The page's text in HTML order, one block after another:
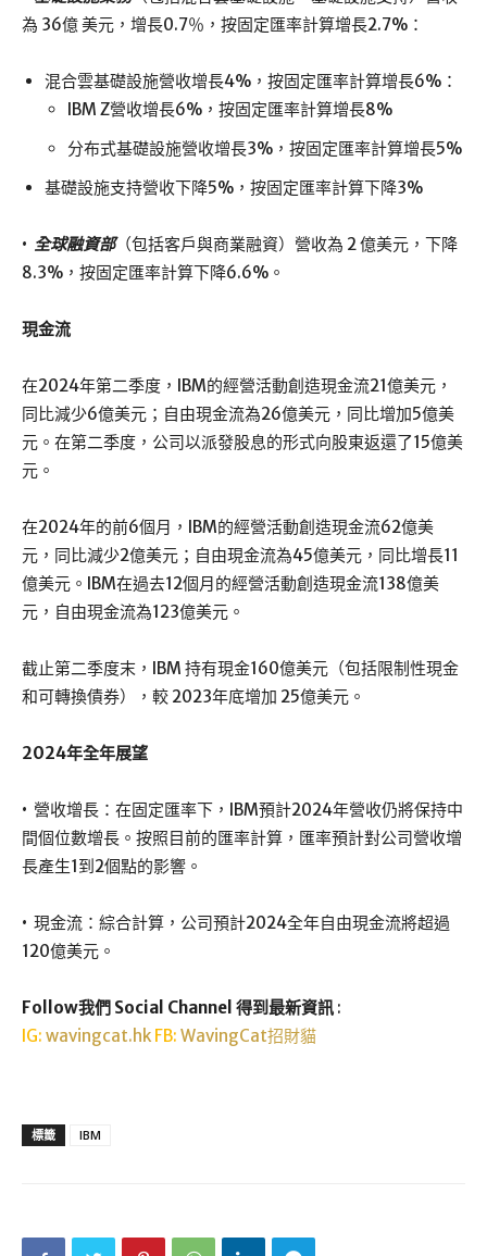
為 36億 美元，增長0.7％，按固定匯率計算增長2.7%：
混合雲基礎設施營收增長4%，按固定匯率計算增長6%：
IBM Z營收增長6%，按固定匯率計算增長8%
分布式基礎設施營收增長3%，按固定匯率計算增長5%
基礎設施支持營收下降5%，按固定匯率計算下降3%
• 全球融資部（包括客戶與商業融資）營收為 2 億美元，下降
8.3%，按固定匯率計算下降6.6%。
現金流
在2024年第二季度，IBM的經營活動創造現金流21億美元，
同比減少6億美元；自由現金流為26億美元，同比增加5億美
元。在第二季度，公司以派發股息的形式向股東返還了15億美
元。
在2024年的前6個月，IBM的經營活動創造現金流62億美
元，同比減少2億美元；自由現金流為45億美元，同比增長11
億美元。IBM在過去12個月的經營活動創造現金流138億美
元，自由現金流為123億美元。
截止第二季度末，IBM 持有現金160億美元（包括限制性現金
和可轉換債券），較 2023年底增加 25億美元。
2024年全年展望
• 營收增長：在固定匯率下，IBM預計2024年營收仍將保持中
間個位數增長。按照目前的匯率計算，匯率預計對公司營收增
長產生1到2個點的影響。
• 現金流：綜合計算，公司預計2024全年自由現金流將超過
120億美元。
Follow我們 Social Channel 得到最新資訊 :
IG: wavingcat.hk FB: WavingCat招財貓
標籤 IBM